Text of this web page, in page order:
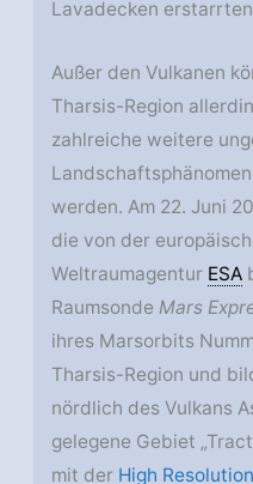
Lavadecken
Außer den Vulkanen
Tharsis-Region
zahlreiche weitere
werden. Am 22. Juni
die von der
Weltraumagentur ESA
Raumsonde Mars
ihres Marsorbits
Tharsis-Region und
nördlich des Vulkans
gelegene Gebiet
mit der High